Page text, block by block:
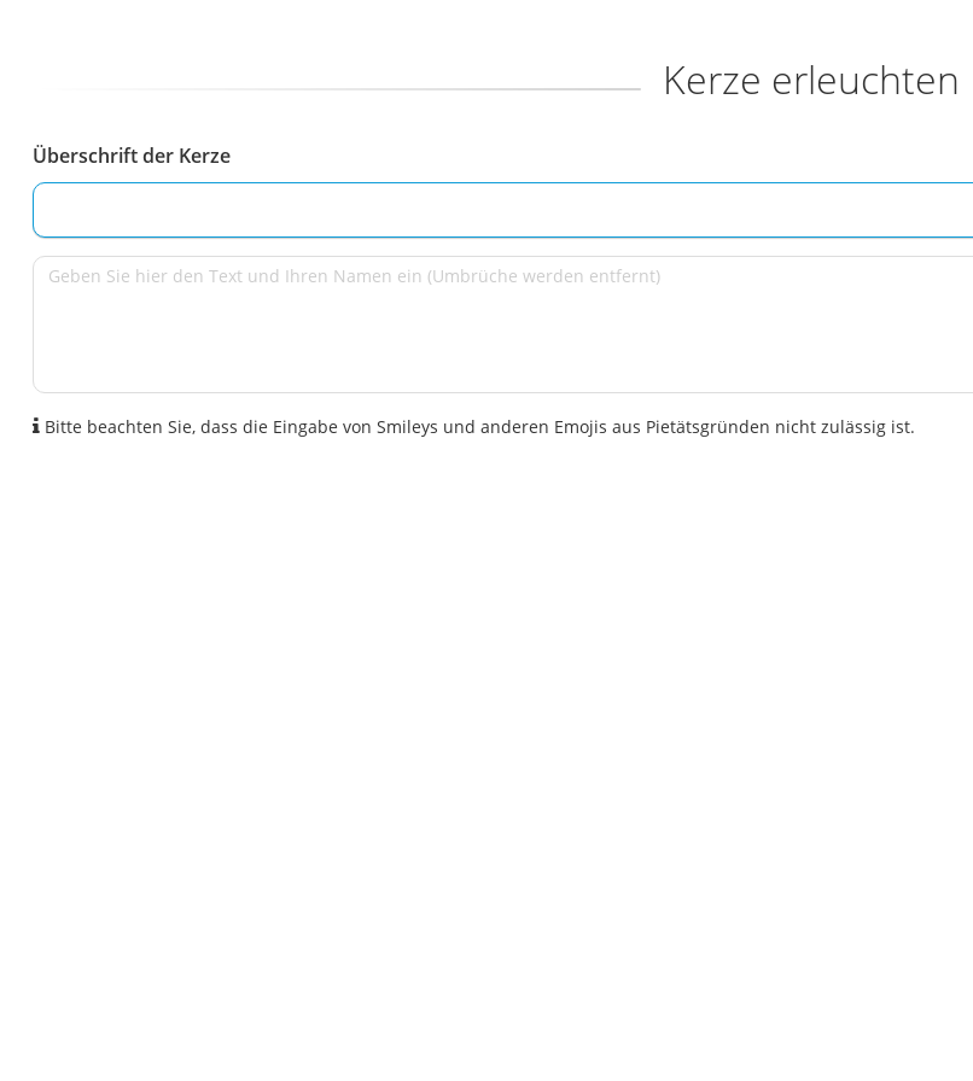
Kerze erleuchten
Überschrift der Kerze
Bitte beachten Sie, dass die Eingabe von Smileys und anderen Emojis aus Pietätsgründen nicht zulässig ist.